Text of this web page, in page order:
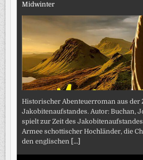
Midwinter
Historischer Abenteuerroman aus der
Jakobitenaufstandes. Autor: Buchan,
spielt zur Zeit des Jakobitenaufstandes
Armee schottischer Hochländer, die
den englischen [...]